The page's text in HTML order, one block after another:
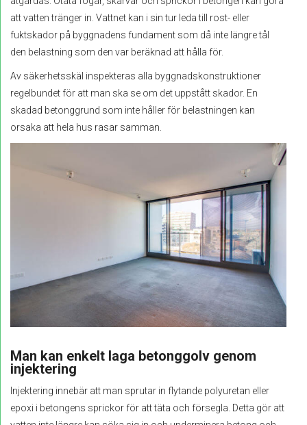
att vatten tränger in. Vattnet kan i sin tur leda till rost- eller
fuktskador på byggnadens fundament som då inte längre tål
den belastning som den var beräknad att hålla för.
Av säkerhetsskäl inspekteras alla byggnadskonstruktioner
regelbundet för att man ska se om det uppstått skador. En
skadad betonggrund som inte håller för belastningen kan
orsaka att hela hus rasar samman.
Man kan enkelt laga betonggolv genom
injektering
Injektering innebär att man sprutar in flytande polyuretan eller
epoxi i betongens sprickor för att täta och försegla. Detta gör att